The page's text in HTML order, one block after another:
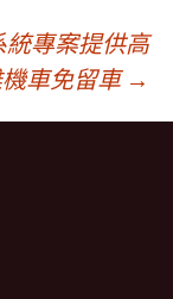
專案提供高
車免留車 →